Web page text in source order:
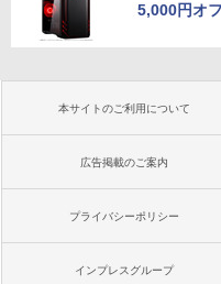
5,000円オ
本サイトのご利用について
広告掲載のご案内
プライバシーポリシー
インプレスグループ